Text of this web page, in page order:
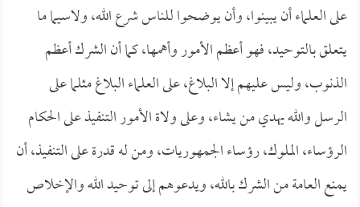
على العلماء أن يبينوا، وأن يوضحوا للناس شرع الله، ولاسيما ما
يتعلق بالتوحيد، فهو أعظم الأمور وأهمها، كما أن الشرك أعظم
الذنوب، وليس عليهم إلا البلاغ، على العلماء البلاغ مثلما على
الرسل والله يهدي من يشاء، وعلى ولاة الأمور التنفيذ على الحكام
الرؤساء، الملوك، رؤساء الجمهوريات، ومن له قدرة على التنفيذ، أن
يمنع العامة من الشرك بالله، ويدعوهم إلى توحيد الله والإخلاص